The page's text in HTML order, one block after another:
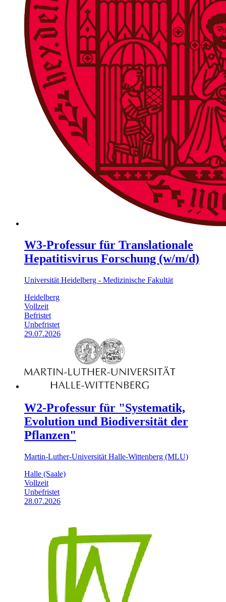
W3-Professur für Translationale
Hepatitisvirus Forschung (w/m/d)
Universität Heidelberg - Medizinische Fakultät
Heidelberg
Vollzeit
Befristet
Unbefristet
29.07.2026
W2-Professur für "Systematik,
Evolution und Biodiversität der
Pflanzen"
Martin-Luther-Universität Halle-Wittenberg (MLU)
Halle (Saale)
Vollzeit
Unbefristet
28.07.2026